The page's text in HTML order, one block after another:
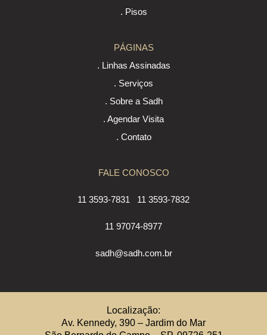
. Pisos
PÁGINAS
. Linhas Assinadas
. Serviços
. Sobre a Sadh
. Agendar Visita
. Contato
FALE CONOSCO
11 3593-7831 11 3593-7832
11 97074-8977
sadh@sadh.com.br
Localização:
Av. Kennedy, 390 – Jardim do Mar